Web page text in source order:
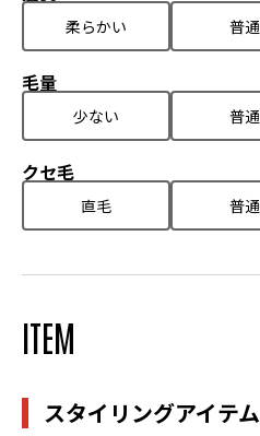
柔らかい 普通
毛量
少ない 普通
クセ毛
直毛 普通
ITEM
スタイリングアイテム